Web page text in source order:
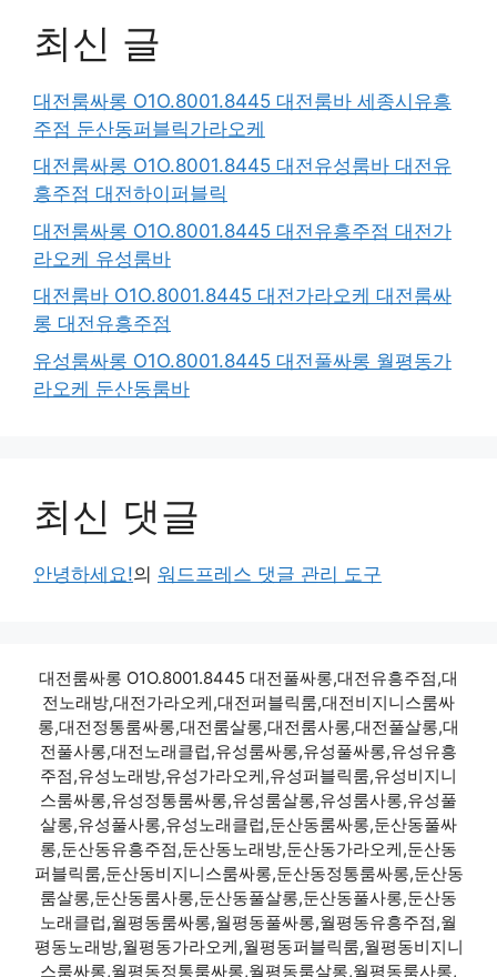
최신 글
대전룸싸롱 O1O.8001.8445 대전룸바 세종시유흥
주점 둔산동퍼블릭가라오케
대전룸싸롱 O1O.8001.8445 대전유성룸바 대전유
흥주점 대전하이퍼블릭
대전룸싸롱 O1O.8001.8445 대전유흥주점 대전가
라오케 유성룸바
대전룸바 O1O.8001.8445 대전가라오케 대전룸싸
롱 대전유흥주점
유성룸싸롱 O1O.8001.8445 대전풀싸롱 월평동가
라오케 둔산동룸바
최신 댓글
안녕하세요!의 워드프레스 댓글 관리 도구
대전룸싸롱 O1O.8001.8445 대전풀싸롱,대전유흥주점,대
전노래방,대전가라오케,대전퍼블릭룸,대전비지니스룸싸
롱,대전정통룸싸롱,대전룸살롱,대전룸사롱,대전풀살롱,대
전풀사롱,대전노래클럽,유성룸싸롱,유성풀싸롱,유성유흥
주점,유성노래방,유성가라오케,유성퍼블릭룸,유성비지니
스룸싸롱,유성정통룸싸롱,유성룸살롱,유성룸사롱,유성풀
살롱,유성풀사롱,유성노래클럽,둔산동룸싸롱,둔산동풀싸
롱,둔산동유흥주점,둔산동노래방,둔산동가라오케,둔산동
퍼블릭룸,둔산동비지니스룸싸롱,둔산동정통룸싸롱,둔산동
룸살롱,둔산동룸사롱,둔산동풀살롱,둔산동풀사롱,둔산동
노래클럽,월평동룸싸롱,월평동풀싸롱,월평동유흥주점,월
평동노래방,월평동가라오케,월평동퍼블릭룸,월평동비지니
스룸싸롱,월평동정통룸싸롱,월평동룸살롱,월평동룸사롱,